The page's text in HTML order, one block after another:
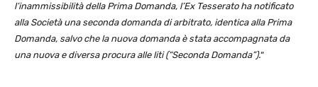
l’inammissibilità della Prima Domanda, l’Ex Tesserato ha notificato
alla Società una seconda domanda di arbitrato, identica alla Prima
Domanda, salvo che la nuova domanda è stata accompagnata da
una nuova e diversa procura alle liti (“Seconda Domanda”).“